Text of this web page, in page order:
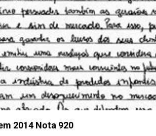
2014 Nota 920